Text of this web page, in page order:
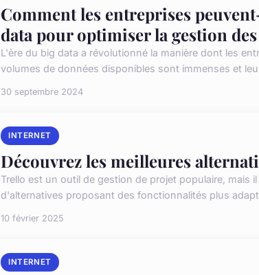
Comment les entreprises
data pour optimiser la gestion
L'ère du big data a révolutionné la manière dont les
volumes de données disponibles sont immenses et
30 septembre 2024
INTERNET
Découvrez les meilleures
Trello est un outil de gestion de projet populaire, mais
d'alternatives proposant des fonctionnalités plus
10 février 2025
INTERNET